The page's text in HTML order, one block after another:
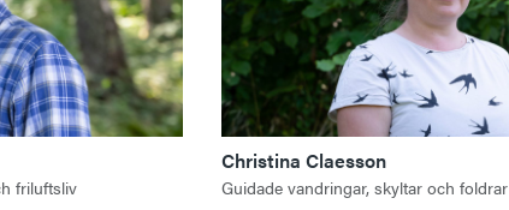
friluftsliv
Christina Claesson
Guidade vandringar, skyltar och foldrar